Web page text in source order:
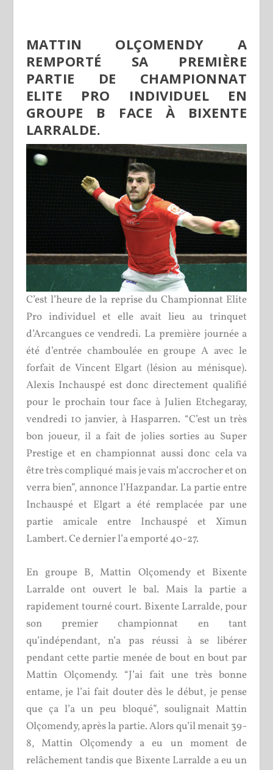
MATTIN OLÇOMENDY A
REMPORTÉ SA PREMIÈRE
PARTIE DE CHAMPIONNAT
ELITE PRO INDIVIDUEL EN
GROUPE B FACE À BIXENTE
LARRALDE.
C’est l’heure de la reprise du Championnat Elite
Pro individuel et elle avait lieu au trinquet
d’Arcangues ce vendredi. La première journée a
été d’entrée chamboulée en groupe A avec le
forfait de Vincent Elgart (lésion au ménisque).
Alexis Inchauspé est donc directement qualifié
pour le prochain tour face à Julien Etchegaray,
vendredi 10 janvier, à Hasparren. “C’est un très
bon joueur, il a fait de jolies sorties au Super
Prestige et en championnat aussi donc cela va
être très compliqué mais je vais m’accrocher et on
verra bien”, annonce l’Hazpandar. La partie entre
Inchauspé et Elgart a été remplacée par une
partie amicale entre Inchauspé et Ximun
Lambert. Ce dernier l’a emporté 40-27.
En groupe B, Mattin Olçomendy et Bixente
Larralde ont ouvert le bal. Mais la partie a
rapidement tourné court. Bixente Larralde, pour
son premier championnat en tant
qu’indépendant, n’a pas réussi à se libérer
pendant cette partie menée de bout en bout par
Mattin Olçomendy. “J’ai fait une très bonne
entame, je l’ai fait douter dès le début, je pense
que ça l’a un peu bloqué”, soulignait Mattin
Olçomendy, après la partie. Alors qu’il menait 39-
8, Mattin Olçomendy a eu un moment de
relâchement tandis que Bixente Larralde a eu un